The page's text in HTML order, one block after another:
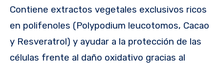
Contiene extractos vegetales exclusivos ricos
en polifenoles (Polypodium leucotomos, Cacao
y Resveratrol) y ayudar a la protección de las
células frente al daño oxidativo gracias al